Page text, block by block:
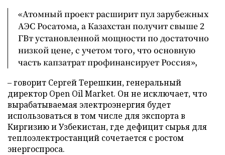
«Атомный проект расширит пул зарубежных
АЭС Росатома, а Казахстан получит свыше 2
ГВт установленной мощности по достаточно
низкой цене, с учетом того, что основную
часть капзатрат профинансирует Россия»,
– говорит Сергей Терешкин, генеральный
директор Open Oil Market. Он не исключает, что
вырабатываемая электроэнергия будет
использоваться в том числе для экспорта в
Киргизию и Узбекистан, где дефицит сырья для
теплоэлектростанций сочетается с ростом
энергоспроса.